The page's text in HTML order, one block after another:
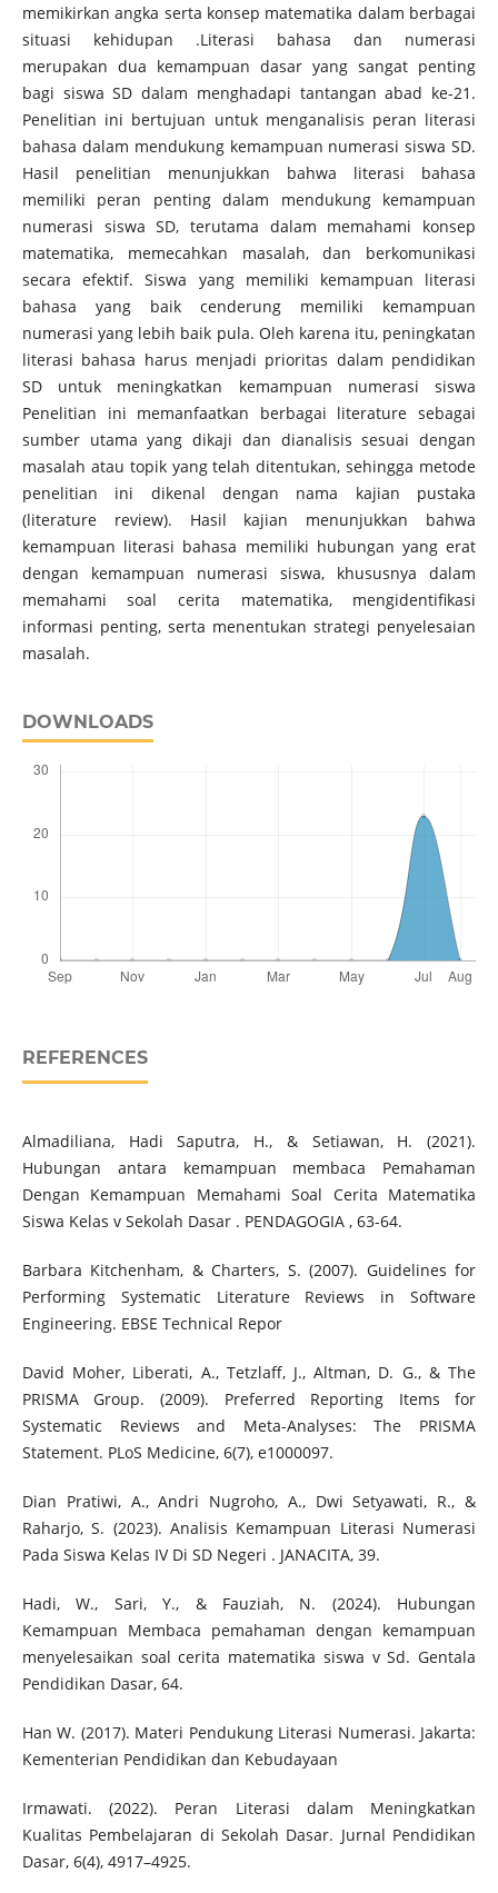
memikirkan angka serta konsep matematika dalam berbagai
situasi kehidupan .Literasi bahasa dan numerasi
merupakan dua kemampuan dasar yang sangat penting
bagi siswa SD dalam menghadapi tantangan abad ke-21.
Penelitian ini bertujuan untuk menganalisis peran literasi
bahasa dalam mendukung kemampuan numerasi siswa SD.
Hasil penelitian menunjukkan bahwa literasi bahasa
memiliki peran penting dalam mendukung kemampuan
numerasi siswa SD, terutama dalam memahami konsep
matematika, memecahkan masalah, dan berkomunikasi
secara efektif. Siswa yang memiliki kemampuan literasi
bahasa yang baik cenderung memiliki kemampuan
numerasi yang lebih baik pula. Oleh karena itu, peningkatan
literasi bahasa harus menjadi prioritas dalam pendidikan
SD untuk meningkatkan kemampuan numerasi siswa
Penelitian ini memanfaatkan berbagai literature sebagai
sumber utama yang dikaji dan dianalisis sesuai dengan
masalah atau topik yang telah ditentukan, sehingga metode
penelitian ini dikenal dengan nama kajian pustaka
(literature review). Hasil kajian menunjukkan bahwa
kemampuan literasi bahasa memiliki hubungan yang erat
dengan kemampuan numerasi siswa, khususnya dalam
memahami soal cerita matematika, mengidentifikasi
informasi penting, serta menentukan strategi penyelesaian
masalah.
DOWNLOADS
REFERENCES
Almadiliana, Hadi Saputra, H., & Setiawan, H. (2021).
Hubungan antara kemampuan membaca Pemahaman
Dengan Kemampuan Memahami Soal Cerita Matematika
Siswa Kelas v Sekolah Dasar . PENDAGOGIA , 63-64.
Barbara Kitchenham, & Charters, S. (2007). Guidelines for
Performing Systematic Literature Reviews in Software
Engineering. EBSE Technical Repor
David Moher, Liberati, A., Tetzlaff, J., Altman, D. G., & The
PRISMA Group. (2009). Preferred Reporting Items for
Systematic Reviews and Meta-Analyses: The PRISMA
Statement. PLoS Medicine, 6(7), e1000097.
Dian Pratiwi, A., Andri Nugroho, A., Dwi Setyawati, R., &
Raharjo, S. (2023). Analisis Kemampuan Literasi Numerasi
Pada Siswa Kelas IV Di SD Negeri . JANACITA, 39.
Hadi, W., Sari, Y., & Fauziah, N. (2024). Hubungan
Kemampuan Membaca pemahaman dengan kemampuan
menyelesaikan soal cerita matematika siswa v Sd. Gentala
Pendidikan Dasar, 64.
Han W. (2017). Materi Pendukung Literasi Numerasi. Jakarta:
Kementerian Pendidikan dan Kebudayaan
Irmawati. (2022). Peran Literasi dalam Meningkatkan
Kualitas Pembelajaran di Sekolah Dasar. Jurnal Pendidikan
Dasar, 6(4), 4917–4925.